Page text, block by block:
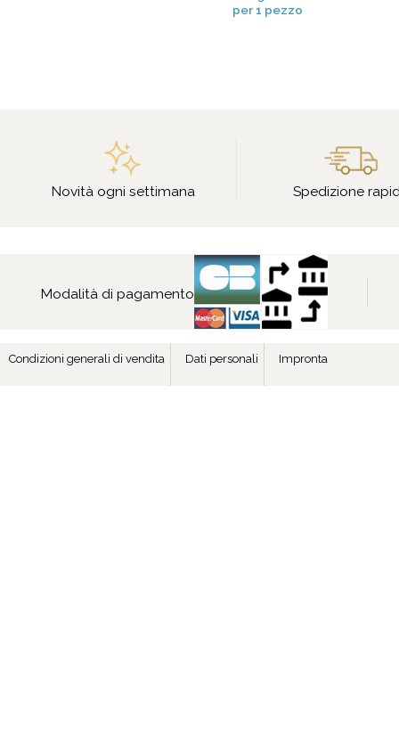
per 1 pezzo
Novità ogni settimana Spedizione
Modalità di pagamento
Condizioni generali di vendita Dati personali Impronta